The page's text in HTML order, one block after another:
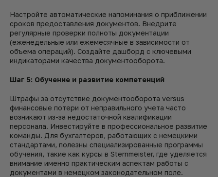
Настройте автоматические напоминания о приближении
сроков предоставления документов. Внедрите
регулярные проверки полноты документации
(еженедельные или ежемесячные в зависимости от
объема операций). Создайте дашборд с ключевыми
индикаторами качества документооборота.
Шаг 5: Обучение и развитие компетенций
Штрафы за отсутствие документооборота versus
финансовые потери от неправильного учета часто
возникают из-за недостаточной квалификации
персонала. Инвестируйте в профессиональное развитие
команды. Для бухгалтеров, работающих с немецкими
стандартами, полезны специализированные программы
обучения, такие как курсы в Sternmeister, где уделяется
внимание именно практическим аспектам работы с
документами в немецком законодательном поле.